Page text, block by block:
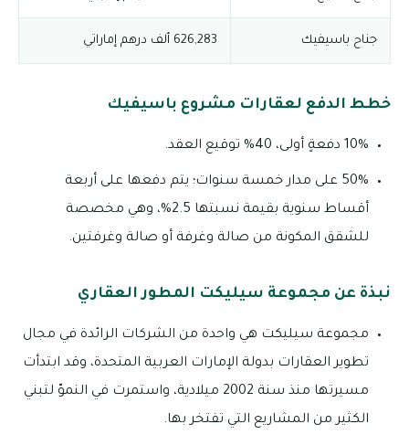
جناح باسيفيك 626,283 ألف درهم إماراتي
خطط الدفع لعقارات مشروع باسيفيك
10% دفعةٍ أولى، 40% توقيع العقد.
50% على مدار خمسة سنوات؛ يتم دفعها على أربعة
أقساط سنوية بقيمة نسبتها 2.5%، وهي مخصصة
للشقق المكونة من صالة وغرفة أو صالة وغرفتين.
نبذة عن مجموعة سيليكت المطور العقاري
مجموعة سيليكت هي واحدة من الشركات الرائدة في مجال
تطوير العقارات بدولة الإمارات العربية المتحدة، وقد ابتدأت
مسيرتها منذ سنة 2002 ميلادية، واستمرت في النموّ لتبني
الكثير من المشاريع التي تفتخر بها.